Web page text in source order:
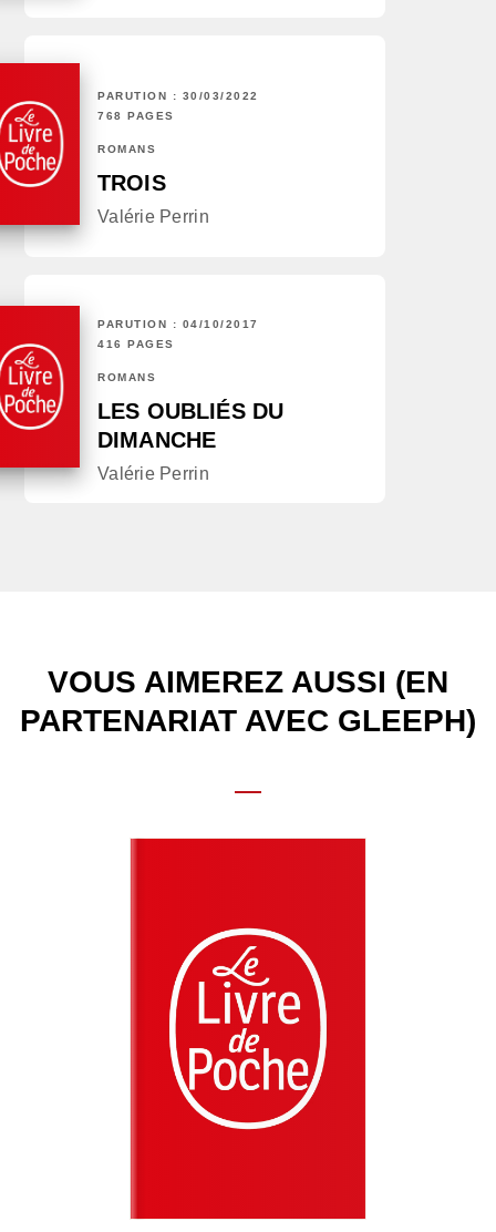
PARUTION : 30/03/2022
768 PAGES
ROMANS
TROIS
Valérie Perrin
PARUTION : 04/10/2017
416 PAGES
ROMANS
LES OUBLIÉS DU
DIMANCHE
Valérie Perrin
VOUS AIMEREZ AUSSI (EN
PARTENARIAT AVEC GLEEPH)